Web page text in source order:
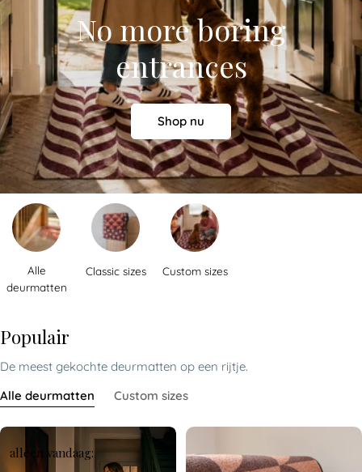
No more boring
entrances
Shop nu
Alle
deurmatten
Classic sizes Custom sizes
Populair
De meest gekochte deurmatten op een rijtje.
Alle deurmatten
Custom sizes
alleen vandaag: